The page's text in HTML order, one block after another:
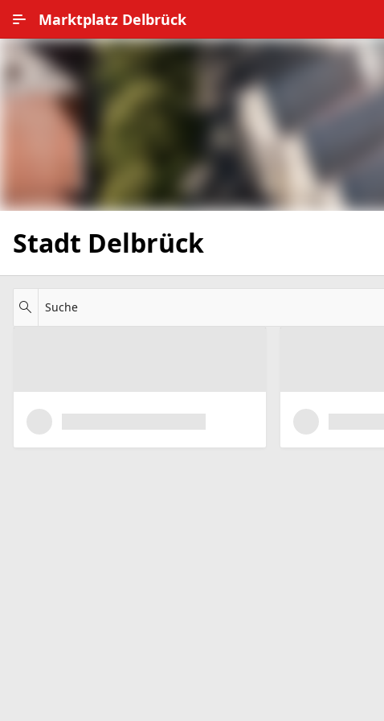
Marktplatz Delbrück
Alle Ortsteile
Impressum
Stadt Delbrück
Suche